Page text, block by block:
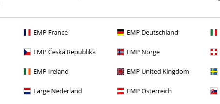
EMP France EMP Deutschland
EMP Česká Republika EMP Norge
EMP Ireland EMP United Kingdom
Large Nederland EMP Österreich